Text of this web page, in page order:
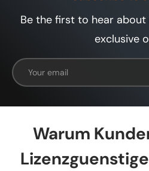
Versionen.
Be the first to hear
exclusive
Email
Warum